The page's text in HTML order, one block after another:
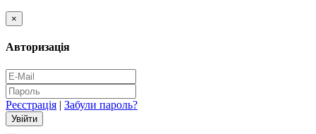
×
Авторизація
Реєстрація | Забули пароль?